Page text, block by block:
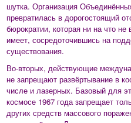
шутка. Организация
превратилась в дорогостоящий
бюрократии, которая ни на что
имеет, сосредоточившись на
существования.
Во-вторых, действующие
не запрещают развёртывание в
числе и лазерных. Базовый для
космосе 1967 года запрещает
других средств массового